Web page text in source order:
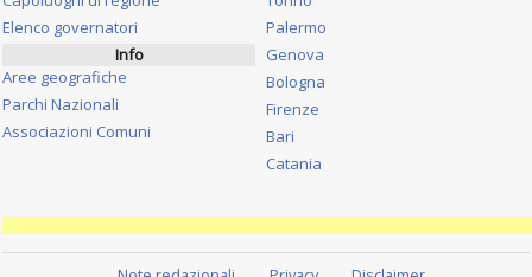
Elenco governatori
Info
Aree geografiche
Parchi Nazionali
Associazioni Comuni
Palermo
Genova
Bologna
Firenze
Bari
Catania